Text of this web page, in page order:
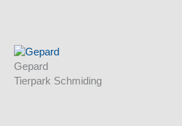
Gepard
Tierpark Schmiding